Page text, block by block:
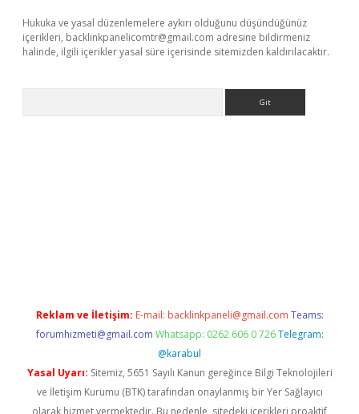
Hukuka ve yasal düzenlemelere aykırı olduğunu düşündüğünüz
içerikleri, backlinkpanelicomtr@gmail.com adresine bildirmeniz
halinde, ilgili içerikler yasal süre içerisinde sitemizden kaldırılacaktır.
Reklam ve İletişim: E-mail: backlinkpaneli@gmail.com Teams:
forumhizmeti@gmail.com Whatsapp: 0262 606 0 726 Telegram:
@karabul
Yasal Uyarı: Sitemiz, 5651 Sayılı Kanun gereğince Bilgi Teknolojileri
ve İletişim Kurumu (BTK) tarafından onaylanmış bir Yer Sağlayıcı
olarak hizmet vermektedir. Bu nedenle, sitedeki içerikleri proaktif